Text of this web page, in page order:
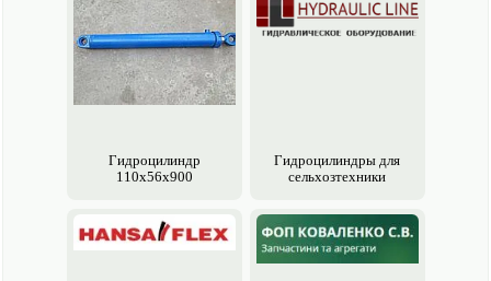
Гидроцилиндр
110х56х900
Гидроцилиндры для
сельхозтехники